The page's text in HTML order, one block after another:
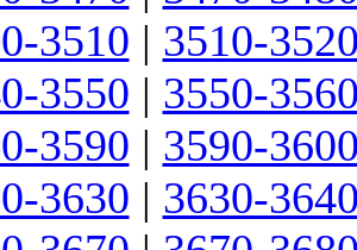
3510 | 3510-
3550 | 3550-
3590 | 3590-
3630 | 3630-